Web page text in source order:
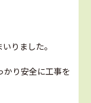
りました。
かり安全に工事を